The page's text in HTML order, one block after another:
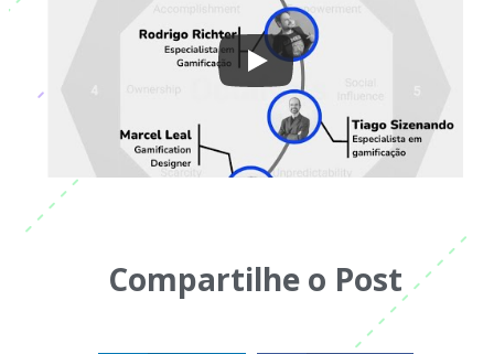
Compartilhe o Post